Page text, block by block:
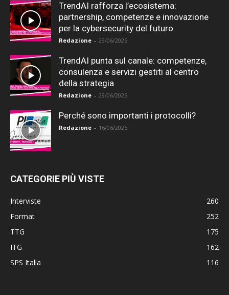
TrendAI rafforza l’ecosistema:
partnership, competenze e innovazione
per la cybersecurity del futuro
Redazione - 29/06/2026
TrendAI punta sul canale: competenze,
consulenza e servizi gestiti al centro
della strategia
Redazione - 29/06/2026
Perché sono importanti i protocolli?
Redazione - 16/06/2026
CATEGORIE PIÙ VISTE
Interviste
260
Format
252
TTG
175
ITG
162
SPS Italia
116